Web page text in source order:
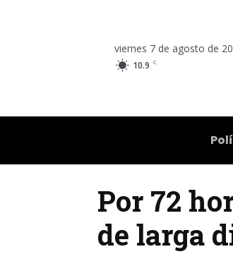
viernes 7 de agosto de
10.9 C
Por 72
de larga